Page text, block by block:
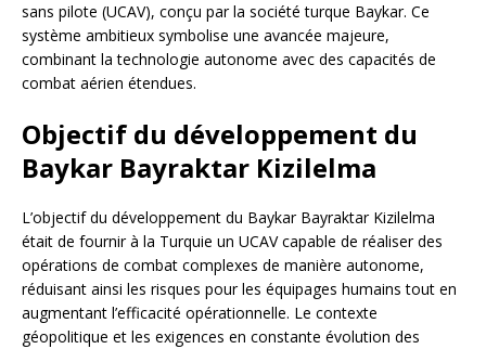
sans pilote (UCAV), conçu par la société turque Baykar. Ce
système ambitieux symbolise une avancée majeure,
combinant la technologie autonome avec des capacités de
combat aérien étendues.
Objectif du développement du
Baykar Bayraktar Kizilelma
L’objectif du développement du Baykar Bayraktar Kizilelma
était de fournir à la Turquie un UCAV capable de réaliser des
opérations de combat complexes de manière autonome,
réduisant ainsi les risques pour les équipages humains tout en
augmentant l’efficacité opérationnelle. Le contexte
géopolitique et les exigences en constante évolution des